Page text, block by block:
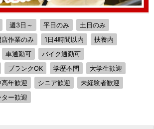
週3日～ 平日のみ
土日のみ
店作業のみ 1日4時間以内
扶養内
車通勤可
バイク通勤可
ブランクOK 学歴不問
大学生歓迎
高年歓迎 シニア歓迎
未経験者歓迎
ー歓迎